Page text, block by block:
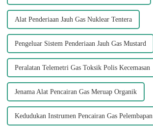
Alat Penderiaan Jauh Gas Nuklear Tentera
Pengeluar Sistem Penderiaan Jauh Gas Mustard
Peralatan Telemetri Gas Toksik Polis Kecemasan
Jenama Alat Pencairan Gas Meruap Organik
Kedudukan Instrumen Pencairan Gas Pelembapan